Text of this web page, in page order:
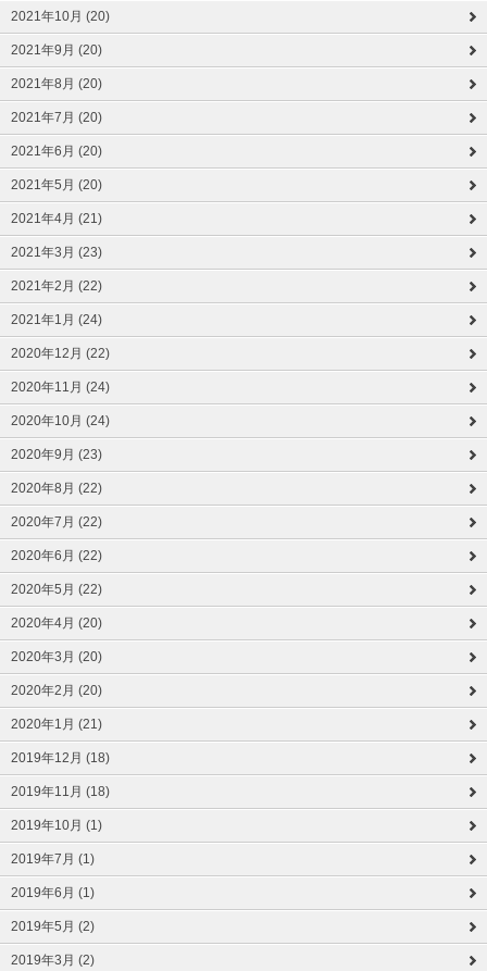
2021年10月 (20)
2021年9月 (20)
2021年8月 (20)
2021年7月 (20)
2021年6月 (20)
2021年5月 (20)
2021年4月 (21)
2021年3月 (23)
2021年2月 (22)
2021年1月 (24)
2020年12月 (22)
2020年11月 (24)
2020年10月 (24)
2020年9月 (23)
2020年8月 (22)
2020年7月 (22)
2020年6月 (22)
2020年5月 (22)
2020年4月 (20)
2020年3月 (20)
2020年2月 (20)
2020年1月 (21)
2019年12月 (18)
2019年11月 (18)
2019年10月 (1)
2019年7月 (1)
2019年6月 (1)
2019年5月 (2)
2019年3月 (2)